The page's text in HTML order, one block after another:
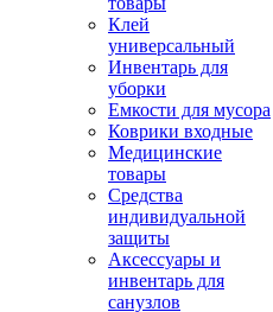
Клей
универсальный
Инвентарь для
уборки
Емкости для мусора
Коврики входные
Медицинские
товары
Средства
индивидуальной
защиты
Аксессуары и
инвентарь для
санузлов